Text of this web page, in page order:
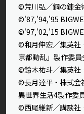
©荒川弘／鋼の錬金
©'87,'94,'95
©'97,'02,'15
©和月伸宏／集英社
京都動乱」製作委員
©鈴木祐斗／集英社
©長月達平・株式会
異世界生活4製作委
©西尾維新／講談社